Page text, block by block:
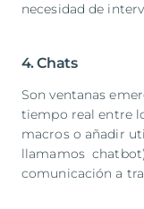
necesidad de
4. Chats
Son ventanas
tiempo real entre
macros o añadir
llamamos
comunicación a